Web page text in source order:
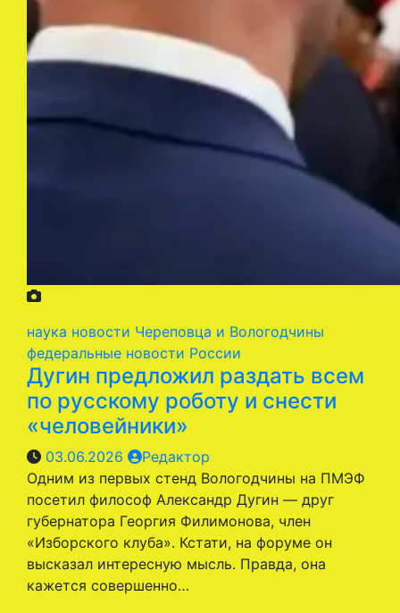
наука новости Череповца и Вологодчины
федеральные новости России
Дугин предложил раздать всем
по русскому роботу и снести
«человейники»
03.06.2026
Редактор
Одним из первых стенд Вологодчины на ПМЭФ
посетил философ Александр Дугин — друг
губернатора Георгия Филимонова, член
«Изборского клуба». Кстати, на форуме он
высказал интересную мысль. Правда, она
кажется совершенно…